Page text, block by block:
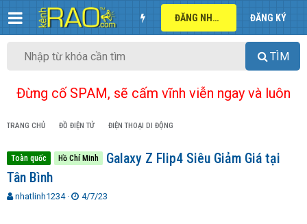
ĐĂNG NHẬP ĐĂNG KÝ
TÌM
Đừng cố SPAM, sẽ cấm vĩnh viễn ngay và luôn
TRANG CHỦ ĐỒ ĐIỆN TỬ ĐIỆN THOẠI DI ĐỘNG
Toàn quốc Hồ Chí Minh
Galaxy Z Flip4 Siêu Giảm Giá tại
Tân Bình
T
nhatlinh1234
N
4/7/23